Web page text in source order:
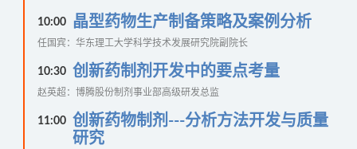
10:00 晶型药物生产制备策略及案例分析
任国宾：华东理工大学科学技术发展研究院副院长
10:30 创新药制剂开发中的要点考量
赵英超：博腾股份制剂事业部高级研发总监
11:00 创新药物制剂---分析方法开发与质量
研究